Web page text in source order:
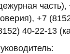
+7
40-22-13